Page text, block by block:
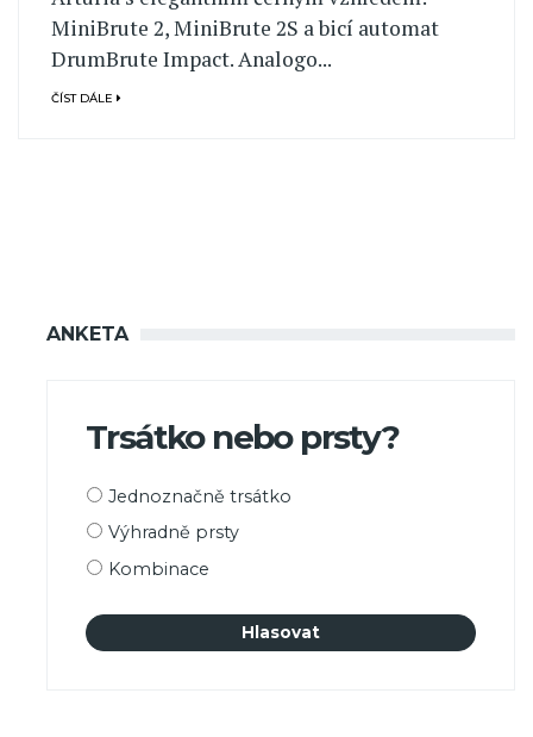
MiniBrute 2, MiniBrute 2S a bicí automat
DrumBrute Impact. Analogo...
ČÍST DÁLE
ANKETA
Trsátko nebo prsty?
Možnosti
Jednoznačně trsátko
Výhradně prsty
Kombinace